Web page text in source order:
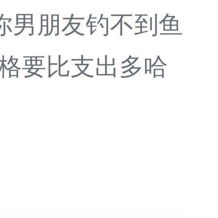
朋友钓不到鱼
要比支出多哈